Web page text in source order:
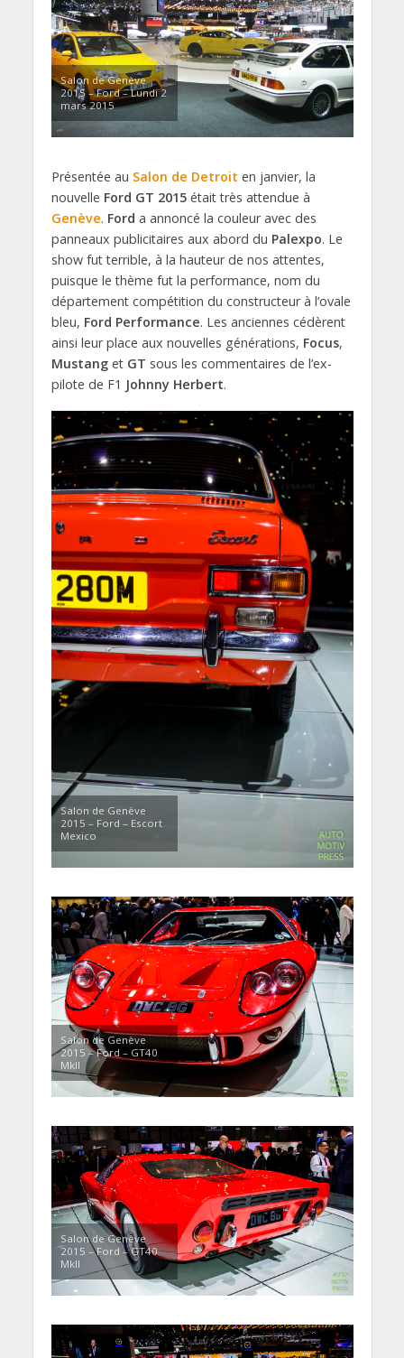
Salon de Genève
2015 – Ford – Lundi 2
mars 2015
Présentée au Salon de Detroit en janvier, la
nouvelle Ford GT 2015était très attendue à
Genève. Ford a annoncé la couleur avec des
panneaux publicitaires aux abord du Palexpo. Le
show fut terrible, à la hauteur de nos attentes,
puisque le thème fut la performance, nom du
département compétition du constructeur à l’ovale
bleu, Ford Performance. Les anciennes cédèrent
ainsi leur place aux nouvelles générations, Focus,
Mustanget GT sous les commentaires de l’ex-
pilote de F1 Johnny Herbert.
Salon de Genève
2015 – Ford – Escort
Mexico
Salon de Genève
2015 – Ford – GT40
MkII
Salon de Genève
2015 – Ford – GT40
MkII